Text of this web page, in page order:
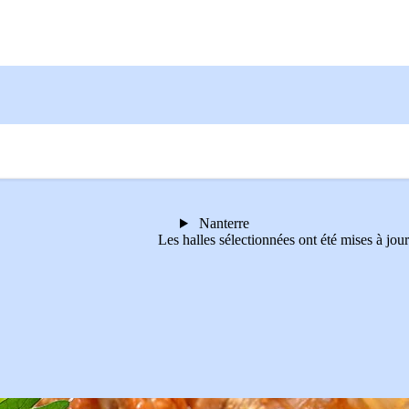
Nanterre
Les halles sélectionnées ont été mises à jour